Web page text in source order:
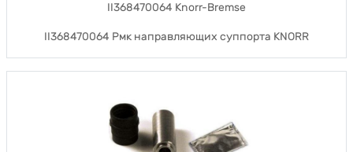
II368470064 Knorr-Bremse
II368470064 Рмк направляющих суппорта KNORR